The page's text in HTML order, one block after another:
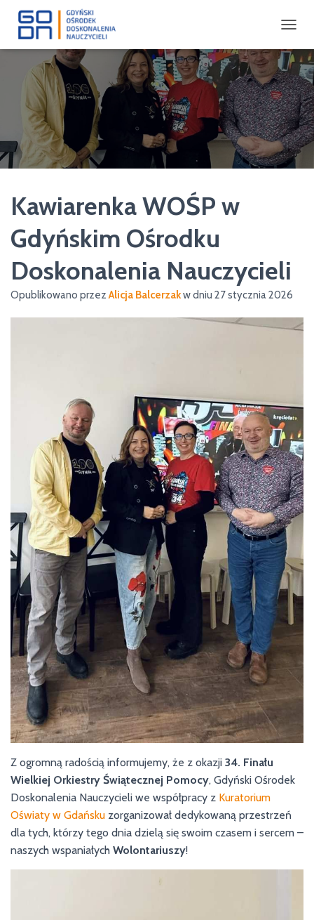
R
Z
E
Ł
Ą
C
Z
N
A
W
Kawiarenka WOŚP w
Gdyńskim Ośrodku
Doskonalenia Nauczycieli
Opublikowano przezAlicja Balcerzakw dniu 27 stycznia 2026
Z ogromną radością informujemy, że z okazji 34. Finału
Wielkiej Orkiestry Świątecznej Pomocy, Gdyński Ośrodek
Doskonalenia Nauczycieli we współpracy z Kuratorium
Oświaty w Gdańsku zorganizował dedykowaną przestrzeń
dla tych, którzy tego dnia dzielą się swoim czasem i sercem –
naszych wspaniałych Wolontariuszy!